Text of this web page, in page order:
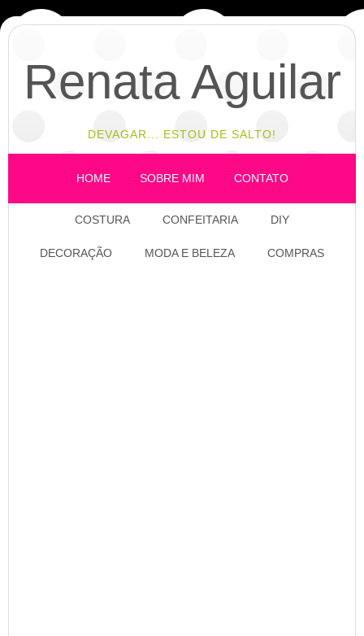
Renata Aguilar
DEVAGAR... ESTOU DE SALTO!
HOME SOBRE MIM CONTATO
COSTURA CONFEITARIA DIY
DECORAÇÃO MODA E BELEZA COMPRAS